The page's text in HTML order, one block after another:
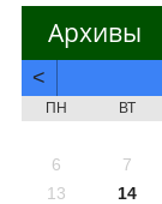
Архивы
<
ПН ВТ
6
7
13
14